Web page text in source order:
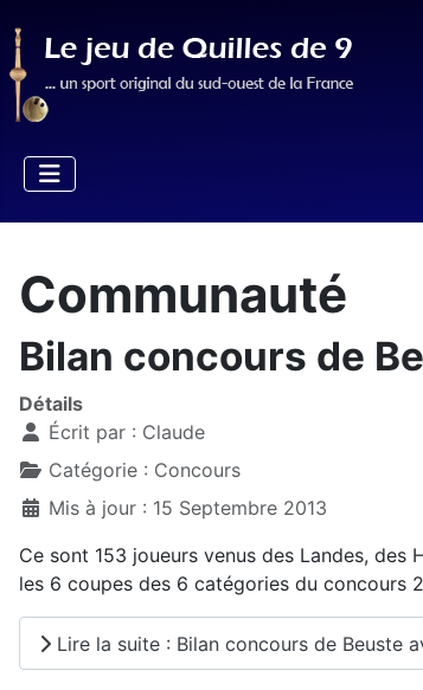
Communauté
Bilan concours de
Détails
Écrit par : Claude
Catégorie : Concours
Mis à jour : 15 Septembre 2013
Ce sont 153 joueurs venus des Landes,
les 6 coupes des 6 catégories du concours
Lire la suite : Bilan concours de Beuste